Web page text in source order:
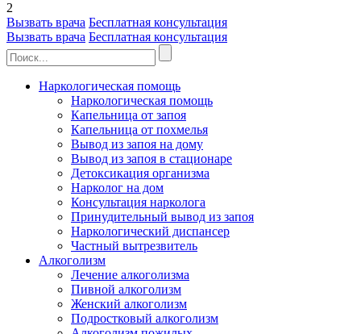
2
Вызвать врача Бесплатная консультация
Вызвать врача Бесплатная консультация
Наркологическая помощь
Наркологическая помощь
Капельница от запоя
Капельница от похмелья
Вывод из запоя на дому
Вывод из запоя в стационаре
Детоксикация организма
Нарколог на дом
Консультация нарколога
Принудительный вывод из запоя
Наркологический диспансер
Частный вытрезвитель
Алкоголизм
Лечение алкоголизма
Пивной алкоголизм
Женский алкоголизм
Подростковый алкоголизм